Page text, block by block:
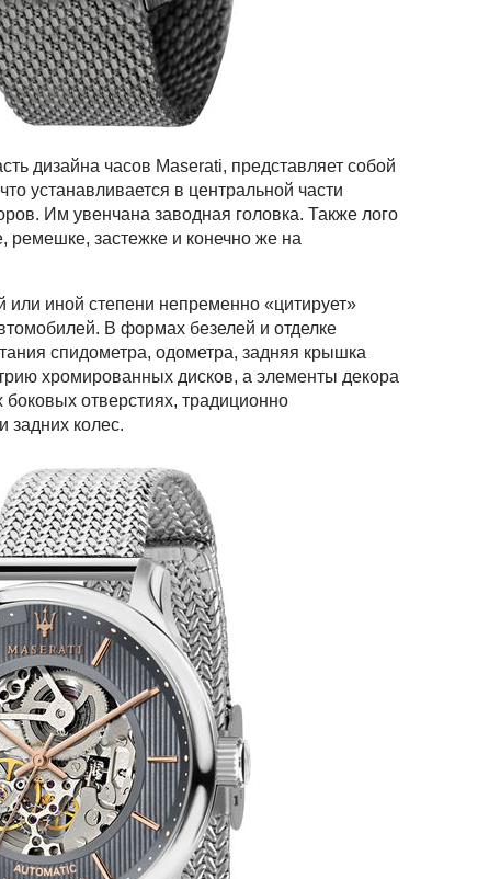
дизайна часов Maserati, представляет собой
устанавливается в центральной части
Им увенчана заводная головка. Также лого
ремешке, застежке и конечно же на
или иной степени непременно «цитирует»
В формах безелей и отделке
спидометра, одометра, задняя крышка
хромированных дисков, а элементы декора
отверстиях, традиционно
задних колес.